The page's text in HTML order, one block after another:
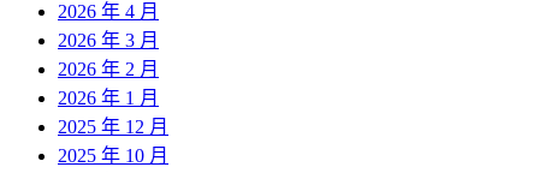
2026 年 4 月
2026 年 3 月
2026 年 2 月
2026 年 1 月
2025 年 12 月
2025 年 10 月